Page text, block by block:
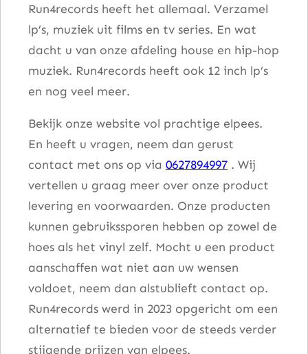
Run4records heeft het allemaal. Verzamel
lp’s, muziek uit films en tv series. En wat
dacht u van onze afdeling house en hip-hop
muziek. Run4records heeft ook 12 inch lp’s
en nog veel meer.
Bekijk onze website vol prachtige elpees.
En heeft u vragen, neem dan gerust
contact met ons op via 0627894997 . Wij
vertellen u graag meer over onze product
levering en voorwaarden. Onze producten
kunnen gebruikssporen hebben op zowel de
hoes als het vinyl zelf. Mocht u een product
aanschaffen wat niet aan uw wensen
voldoet, neem dan alstublieft contact op.
Run4records werd in 2023 opgericht om een
alternatief te bieden voor de steeds verder
stijgende prijzen van elpees.